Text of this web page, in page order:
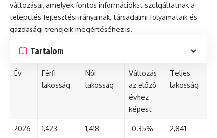
változásai, amelyek fontos információkat szolgáltatnak a
település fejlesztési irányainak, társadalmi folyamataik és
gazdasági trendjeik megértéséhez is.
Tartalom
Év
Férfi
lakosság
Női
lakosság
Változás
az előző
évhez
képest
Teljes
lakosság
2026 1,423 1,418 -0.35% 2,841